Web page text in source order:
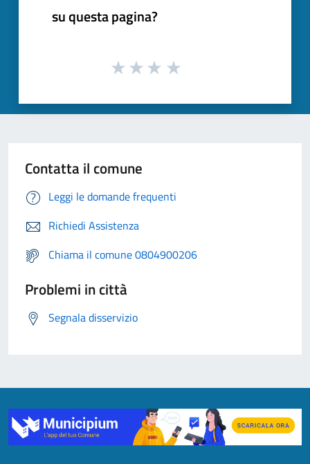
su questa pagina?
Contatta il comune
Leggi le domande frequenti
Richiedi Assistenza
Chiama il comune 0804900206
Problemi in città
Segnala disservizio